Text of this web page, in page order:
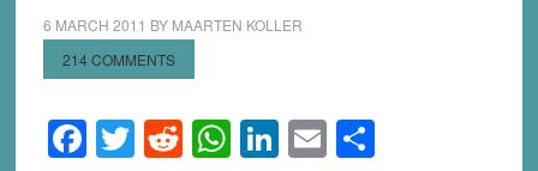
6 MARCH 2011 BY MAARTEN KOLLER
214 COMMENTS
Facebook
Twitter
Reddit
WhatsApp
LinkedIn
EmailShare